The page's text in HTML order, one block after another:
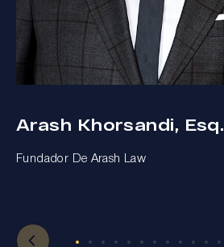
Arash Khorsandi, Esq.
Fundador De Arash Law